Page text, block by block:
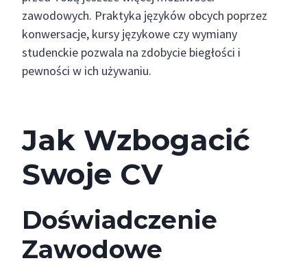
zawodowych. Praktyka języków obcych poprzez
konwersacje, kursy językowe czy wymiany
studenckie pozwala na zdobycie biegłości i
pewności w ich używaniu.
Jak Wzbogacić
Swoje CV
Doświadczenie
Zawodowe